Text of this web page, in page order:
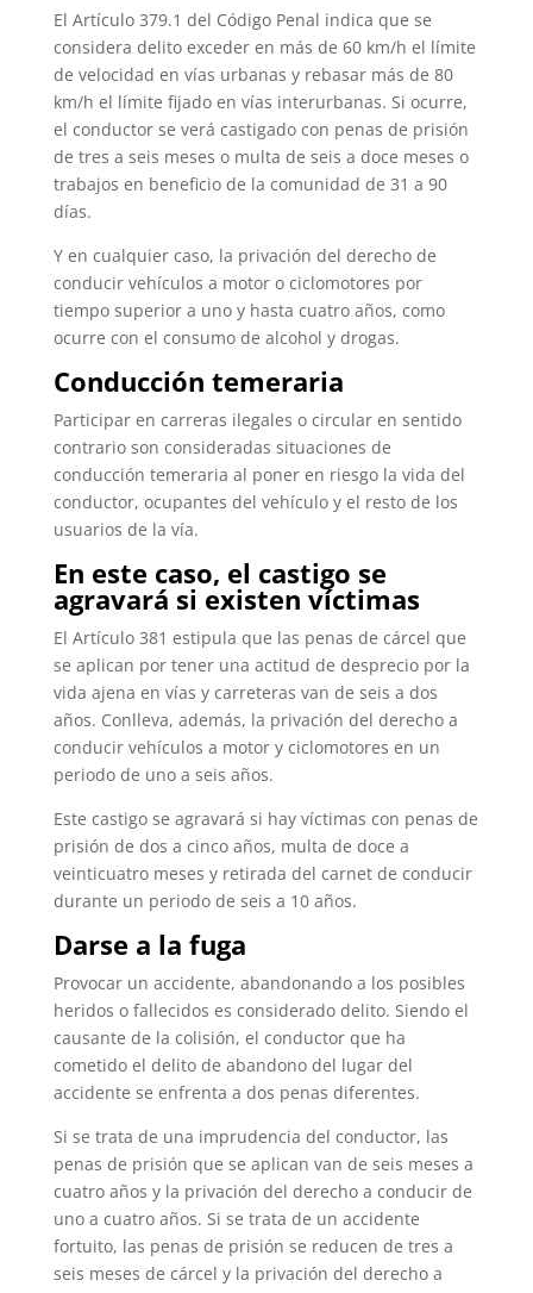
El Artículo 379.1 del Código Penal indica que se
considera delito exceder en más de 60 km/h el límite
de velocidad en vías urbanas y rebasar más de 80
km/h el límite fijado en vías interurbanas. Si ocurre,
el conductor se verá castigado con penas de prisión
de tres a seis meses o multa de seis a doce meses o
trabajos en beneficio de la comunidad de 31 a 90
días.
Y en cualquier caso, la privación del derecho de
conducir vehículos a motor o ciclomotores por
tiempo superior a uno y hasta cuatro años, como
ocurre con el consumo de alcohol y drogas.
Conducción temeraria
Participar en carreras ilegales o circular en sentido
contrario son consideradas situaciones de
conducción temeraria al poner en riesgo la vida del
conductor, ocupantes del vehículo y el resto de los
usuarios de la vía.
En este caso, el castigo se
agravará si existen víctimas
El Artículo 381 estipula que las penas de cárcel que
se aplican por tener una actitud de desprecio por la
vida ajena en vías y carreteras van de seis a dos
años. Conlleva, además, la privación del derecho a
conducir vehículos a motor y ciclomotores en un
periodo de uno a seis años.
Este castigo se agravará si hay víctimas con penas de
prisión de dos a cinco años, multa de doce a
veinticuatro meses y retirada del carnet de conducir
durante un periodo de seis a 10 años.
Darse a la fuga
Provocar un accidente, abandonando a los posibles
heridos o fallecidos es considerado delito. Siendo el
causante de la colisión, el conductor que ha
cometido el delito de abandono del lugar del
accidente se enfrenta a dos penas diferentes.
Si se trata de una imprudencia del conductor, las
penas de prisión que se aplican van de seis meses a
cuatro años y la privación del derecho a conducir de
uno a cuatro años. Si se trata de un accidente
fortuito, las penas de prisión se reducen de tres a
seis meses de cárcel y la privación del derecho a